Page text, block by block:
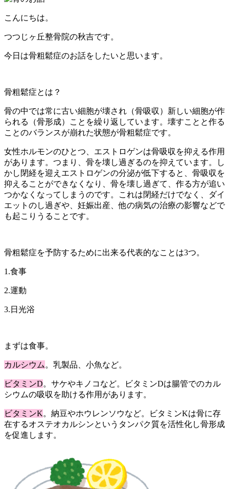
こんにちは。
つつじヶ丘整骨院の秋吉です。
今日は骨粗鬆症のお話をしたいと思います。
骨粗鬆症とは？
骨の中では常に古い細胞が壊され（骨吸収）新しい細胞が作
られる（骨形成）ことを繰り返しています。壊すことと作る
ことのバランスが崩れた状態が骨粗鬆症です。
女性ホルモンのひとつ、エストロゲンは骨吸収を抑える作用
があります。つまり、骨を壊し過ぎるのを抑えています。し
かし閉経を迎えエストロゲンの分泌が低下すると、骨吸収を
抑えることができなくなり、骨を壊し過ぎて、作る方が追い
つかなくなってしまうのです。これは閉経だけでなく、ダイ
エットのし過ぎや、妊娠出産、他の病気の治療の影響などで
も起こりうることです。
骨粗鬆症を予防するために出来る代表的なことは3つ。
1.食事
2.運動
3.日光浴
まずは食事。
カルシウム 。乳製品、小魚など。
ビタミンD。サケやキノコなど。ビタミンDは腸管でのカル
シウムの吸収を助ける作用があります。
ビタミンK。納豆やホウレンソウなど。ビタミンKは骨に存
在するオステオカルシンというタンパク質を活性化し骨形成
を促進します。